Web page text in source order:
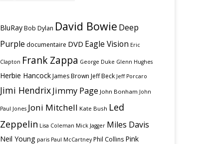
BluRay Bob Dylan David Bowie Deep
Purple documentaire DVD Eagle Vision Eric
Clapton Frank Zappa George Duke Glenn Hughes
Herbie Hancock James Brown Jeff Beck Jeff Porcaro
Jimi HendrixJimmy Page John Bonham John
Paul Jones Joni Mitchell Kate Bush Led
Zeppelin Lisa Coleman Mick Jagger Miles Davis
Neil Young paris Paul McCartney Phil Collins Pink